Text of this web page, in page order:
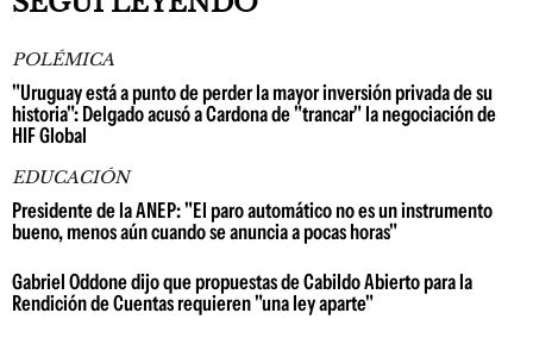
POLÉMICA
"Uruguay está a punto de perder la mayor inversión privada de su
historia": Delgado acusó a Cardona de "trancar" la negociación de
HIF Global
EDUCACIÓN
Presidente de la ANEP: "El paro automático no es un instrumento
bueno, menos aún cuando se anuncia a pocas horas"
Gabriel Oddone dijo que propuestas de Cabildo Abierto para la
Rendición de Cuentas requieren "una ley aparte"